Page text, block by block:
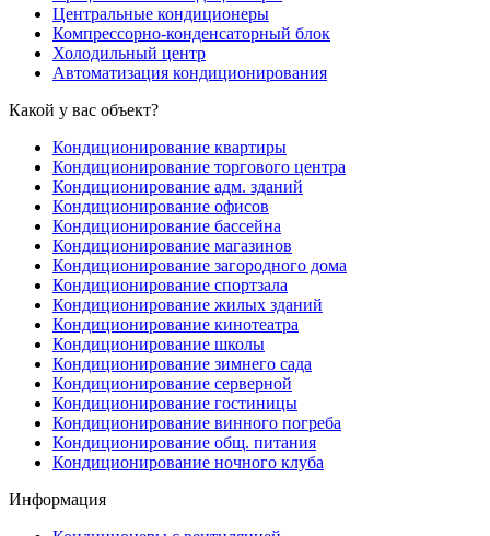
Центральные кондиционеры
Компрессорно-конденсаторный блок
Холодильный центр
Автоматизация кондиционирования
Какой у вас объект?
Кондиционирование квартиры
Кондиционирование торгового центра
Кондиционирование адм. зданий
Кондиционирование офисов
Кондиционирование бассейна
Кондиционирование магазинов
Кондиционирование загородного дома
Кондиционирование спортзала
Кондиционирование жилых зданий
Кондиционирование кинотеатра
Кондиционирование школы
Кондиционирование зимнего сада
Кондиционирование серверной
Кондиционирование гостиницы
Кондиционирование винного погреба
Кондиционирование общ. питания
Кондиционирование ночного клуба
Информация